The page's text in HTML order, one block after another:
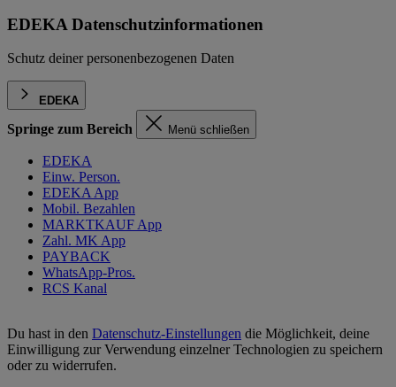
EDEKA Datenschutzinformationen
Schutz deiner personenbezogenen Daten
EDEKA
Springe zum Bereich Menü schließen
EDEKA
Einw. Person.
EDEKA App
Mobil. Bezahlen
MARKTKAUF App
Zahl. MK App
PAYBACK
WhatsApp-Pros.
RCS Kanal
Du hast in den Datenschutz-Einstellungen die Möglichkeit, deine
Einwilligung zur Verwendung einzelner Technologien zu speichern
oder zu widerrufen.